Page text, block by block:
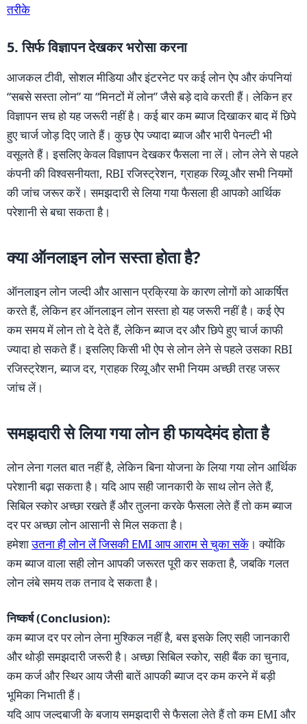
तरीके
5. सिर्फ विज्ञापन देखकर भरोसा करना
आजकल टीवी, सोशल मीडिया और इंटरनेट पर कई लोन ऐप और कंपनियां
“सबसे सस्ता लोन” या “मिनटों में लोन” जैसे बड़े दावे करती हैं। लेकिन हर
विज्ञापन सच हो यह जरूरी नहीं है। कई बार कम ब्याज दिखाकर बाद में छिपे
हुए चार्ज जोड़ दिए जाते हैं। कुछ ऐप ज्यादा ब्याज और भारी पेनल्टी भी
वसूलते हैं। इसलिए केवल विज्ञापन देखकर फैसला ना लें। लोन लेने से पहले
कंपनी की विश्वसनीयता, RBI रजिस्ट्रेशन, ग्राहक रिव्यू और सभी नियमों
की जांच जरूर करें। समझदारी से लिया गया फैसला ही आपको आर्थिक
परेशानी से बचा सकता है।
क्या ऑनलाइन लोन सस्ता होता है?
ऑनलाइन लोन जल्दी और आसान प्रक्रिया के कारण लोगों को आकर्षित
करते हैं, लेकिन हर ऑनलाइन लोन सस्ता हो यह जरूरी नहीं है। कई ऐप
कम समय में लोन तो दे देते हैं, लेकिन ब्याज दर और छिपे हुए चार्ज काफी
ज्यादा हो सकते हैं। इसलिए किसी भी ऐप से लोन लेने से पहले उसका RBI
रजिस्ट्रेशन, ब्याज दर, ग्राहक रिव्यू और सभी नियम अच्छी तरह जरूर
जांच लें।
समझदारी से लिया गया लोन ही फायदेमंद होता है
लोन लेना गलत बात नहीं है, लेकिन बिना योजना के लिया गया लोन आर्थिक
परेशानी बढ़ा सकता है। यदि आप सही जानकारी के साथ लोन लेते हैं,
सिबिल स्कोर अच्छा रखते हैं और तुलना करके फैसला लेते हैं तो कम ब्याज
दर पर अच्छा लोन आसानी से मिल सकता है।
हमेशाउतना ही लोन लें जिसकी EMI आप आराम से चुका सकें । क्योंकि
कम ब्याज वाला सही लोन आपकी जरूरत पूरी कर सकता है, जबकि गलत
लोन लंबे समय तक तनाव दे सकता है।
निष्कर्ष (Conclusion):
कम ब्याज दर पर लोन लेना मुश्किल नहीं है, बस इसके लिए सही जानकारी
और थोड़ी समझदारी जरूरी है। अच्छा सिबिल स्कोर, सही बैंक का चुनाव,
कम कर्ज और स्थिर आय जैसी बातें आपकी ब्याज दर कम करने में बड़ी
भूमिका निभाती हैं।
यदि आप जल्दबाजी के बजाय समझदारी से फैसला लेते हैं तो कम EMI और